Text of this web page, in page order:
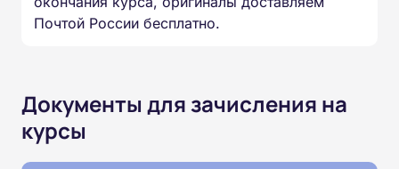
Почтой России бесплатно.
Документы для зачисления на
курсы